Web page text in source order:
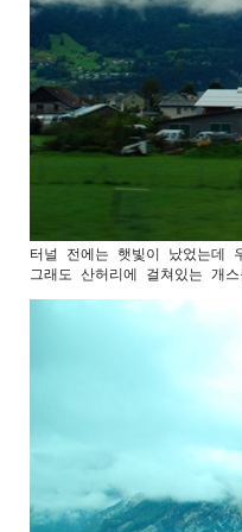
터널 전에는 햇빛이 났었는데
그래도 산허리에 걸쳐있는 개